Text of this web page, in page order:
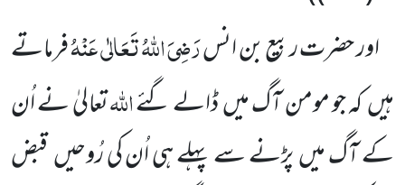
اور حضرت ربیع بن انسرَضِیَ اللّٰہُ تَعَالٰی عَنْہُفرماتے
ہیںکہ جو مومن آگ میںڈالے گئےاللّٰہتعالیٰ نے اُن
کے آگ میںپڑنے سے پہلے ہی اُن کی رُوحیںقبض